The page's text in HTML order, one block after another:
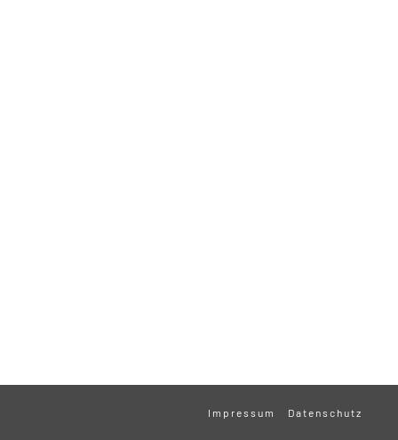
Impressum Datenschutz